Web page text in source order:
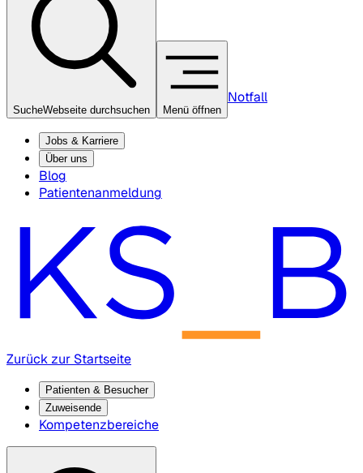
SucheWebseite durchsuchen Menü öffnen
Notfall
Jobs & Karriere
Über uns
Blog
Patientenanmeldung
Zurück zur Startseite
Patienten & Besucher
Zuweisende
Kompetenzbereiche